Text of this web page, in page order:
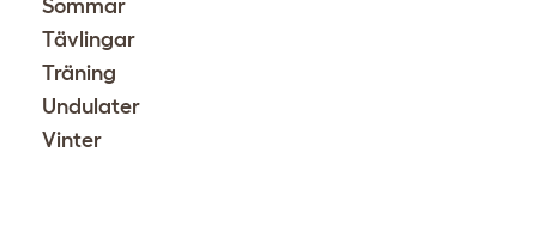
Sommar
Tävlingar
Träning
Undulater
Vinter